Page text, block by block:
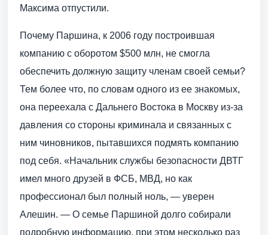
Максима отпустили.
Почему Паршина, к 2006 году построившая
компанию с оборотом $500 млн, не смогла
обеспечить должную защиту членам своей семьи?
Тем более что, по словам одного из ее знакомых,
она переехала с Дальнего Востока в Москву из-за
давления со стороны криминала и связанных с
ним чиновников, пытавшихся подмять компанию
под себя. «Начальник службы безопасности ДВТГ
имел много друзей в ФСБ, МВД, но как
профессионал был полный ноль, — уверен
Алешин. — О семье Паршиной долго собирали
подробную информацию, при этом несколько раз